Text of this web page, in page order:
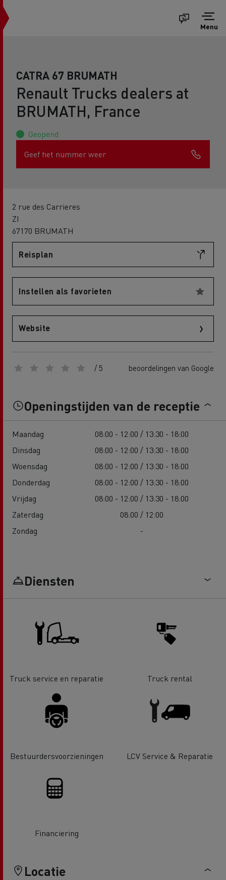
Menu
CATRA 67 BRUMATH
Renault Trucks dealers at
BRUMATH, France
Geopend
Geef het nummer weer
2 rue des Carrieres
ZI
67170 BRUMATH
Reisplan
Instellen als favorieten
Website
/ 5 beoordelingen van Google
Openingstijden van de receptie
Maandag
08:00 - 12:00 / 13:30 - 18:00
Dinsdag
08:00 - 12:00 / 13:30 - 18:00
Woensdag
08:00 - 12:00 / 13:30 - 18:00
Donderdag
08:00 - 12:00 / 13:30 - 18:00
Vrijdag
08:00 - 12:00 / 13:30 - 18:00
Zaterdag
08:00 / 12:00
Zondag
-
Diensten
Truck service en reparatie Truck rental
Bestuurdersvoorzieningen LCV Service & Reparatie
Financiering
Locatie